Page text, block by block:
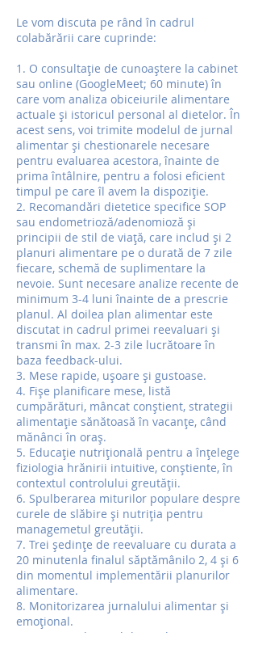
Le vom discuta pe rând în cadrul
colabărării care cuprinde:
1. O consultație de cunoaștere la cabinet
sau online (GoogleMeet; 60 minute) în
care vom analiza obiceiurile alimentare
actuale și istoricul personal al dietelor. În
acest sens, voi trimite modelul de jurnal
alimentar și chestionarele necesare
pentru evaluarea acestora, înainte de
prima întâlnire, pentru a folosi eficient
timpul pe care îl avem la dispoziție.
2. Recomandări dietetice specifice SOP
sau endometrioză/adenomioză și
principii de stil de viață, care includ și 2
planuri alimentare pe o durată de 7 zile
fiecare, schemă de suplimentare la
nevoie. Sunt necesare analize recente de
minimum 3-4 luni înainte de a prescrie
planul. Al doilea plan alimentar este
discutat in cadrul primei reevaluari și
transmi în max. 2-3 zile lucrătoare în
baza feedback-ului.
3. Mese rapide, ușoare și gustoase.
4. Fișe planificare mese, listă
cumpărături, mâncat conștient, strategii
alimentație sănătoasă în vacanțe, când
mănânci în oraș.
5. Educație nutrițională pentru a înțelege
fiziologia hrănirii intuitive, conștiente, în
contextul controlului greutății.
6. Spulberarea miturilor populare despre
curele de slăbire și nutriția pentru
managemetul greutății.
7. Trei ședințe de reevaluare cu durata a
20 minutenla finalul săptămânilo 2, 4 și 6
din momentul implementării planurilor
alimentare.
8. Monitorizarea jurnalului alimentar și
emoțional.
9. Sprijin și disponibilitate din partea